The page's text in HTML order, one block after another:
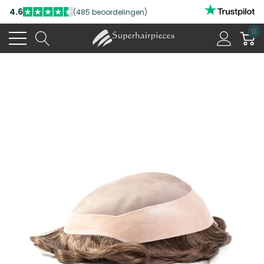
4.6 (485 beoordelingen)
0